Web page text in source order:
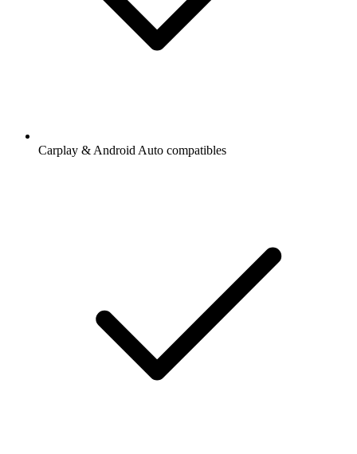
Carplay & Android Auto compatibles